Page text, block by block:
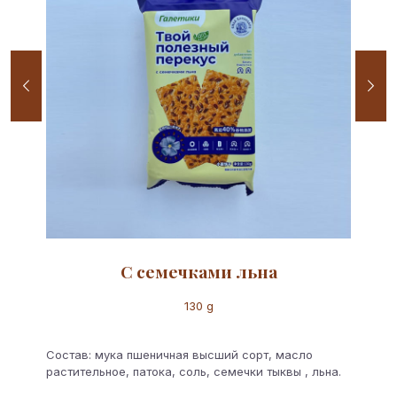
С семечками льна
130 g
Состав: мука пшеничная высший сорт, масло
растительное, патока, соль, семечки тыквы , льна.